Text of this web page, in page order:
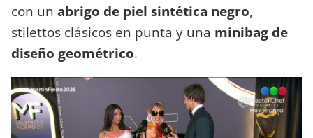
con un abrigo de piel sintética negro,
stilettos clásicos en punta y una minibag de
diseño geométrico.